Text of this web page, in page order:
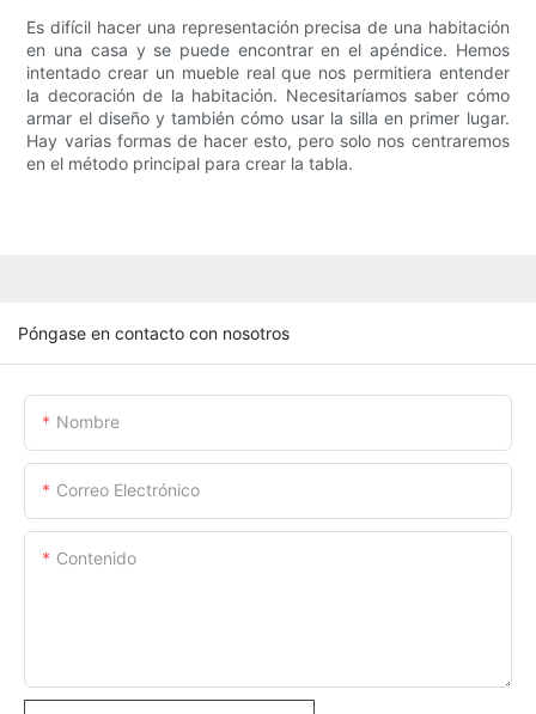
Es difícil hacer una representación precisa de una habitación
en una casa y se puede encontrar en el apéndice. Hemos
intentado crear un mueble real que nos permitiera entender
la decoración de la habitación. Necesitaríamos saber cómo
armar el diseño y también cómo usar la silla en primer lugar.
Hay varias formas de hacer esto, pero solo nos centraremos
en el método principal para crear la tabla.
Póngase en contacto con nosotros
Nombre
Correo Electrónico
Contenido